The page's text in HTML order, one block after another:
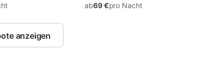
ab69 €pro Nacht
anzeigen